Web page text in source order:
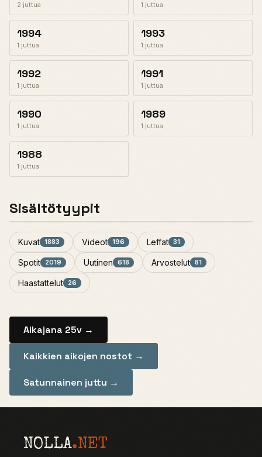
2 juttua 1 juttua
1994
1 juttua
1993
1 juttua
1992
1 juttua
1991
1 juttua
1990
1 juttua
1989
1 juttua
1988
1 juttua
Sisältötyypit
Kuvat 1883 Videot 196 Leffat 31
Spotit 2019 Uutinen 618 Arvostelut 81
Haastattelut 26
Aikajana 25v →
Kaikkien aikojen nostot →
Satunnainen juttu →
NOLLA.NET